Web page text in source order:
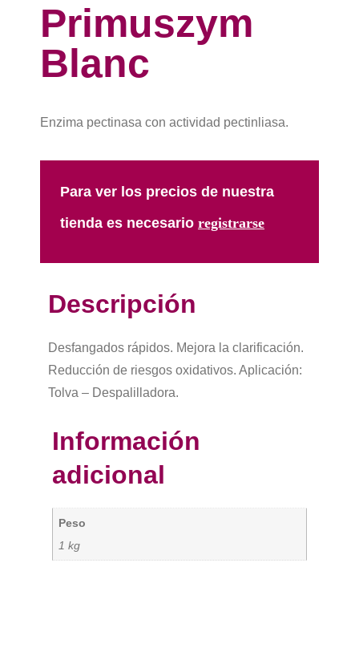
Primuszym
Blanc
Enzima pectinasa con actividad pectinliasa.
Para ver los precios de nuestra
tienda es necesario registrarse​
Descripción
Desfangados rápidos. Mejora la clarificación.
Reducción de riesgos oxidativos. Aplicación:
Tolva – Despalilladora.
Información
adicional
Peso
1 kg